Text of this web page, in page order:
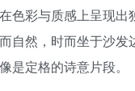
色彩与质感上呈现
自然，时而坐于沙
定格的诗意片段。